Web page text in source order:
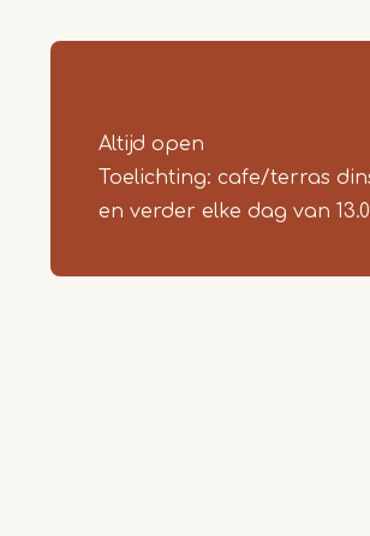
Altijd open
Toelichting: cafe/terras
en verder elke dag van